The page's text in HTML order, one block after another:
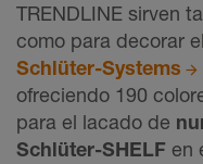
TRENDLINE sirven
como para decorar
Schlüter-Systems
ofreciendo 190
para el lacado de
Schlüter-SHELF en